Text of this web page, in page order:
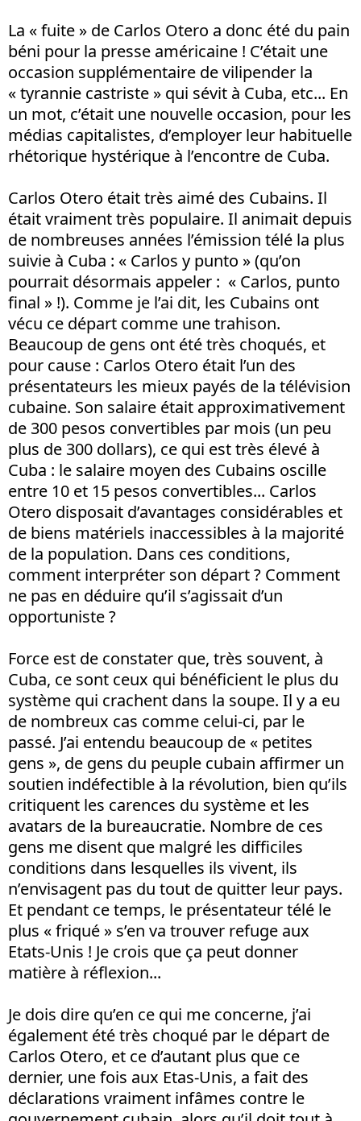
La « fuite » de Carlos Otero a donc été du pain
béni pour la presse américaine ! C’était une
occasion supplémentaire de vilipender la
« tyrannie castriste » qui sévit à Cuba, etc... En
un mot, c’était une nouvelle occasion, pour les
médias capitalistes, d’employer leur habituelle
rhétorique hystérique à l’encontre de Cuba.
Carlos Otero était très aimé des Cubains. Il
était vraiment très populaire. Il animait depuis
de nombreuses années l’émission télé la plus
suivie à Cuba : « Carlos y punto » (qu’on
pourrait désormais appeler : « Carlos, punto
final » !). Comme je l’ai dit, les Cubains ont
vécu ce départ comme une trahison.
Beaucoup de gens ont été très choqués, et
pour cause : Carlos Otero était l’un des
présentateurs les mieux payés de la télévision
cubaine. Son salaire était approximativement
de 300 pesos convertibles par mois (un peu
plus de 300 dollars), ce qui est très élevé à
Cuba : le salaire moyen des Cubains oscille
entre 10 et 15 pesos convertibles... Carlos
Otero disposait d’avantages considérables et
de biens matériels inaccessibles à la majorité
de la population. Dans ces conditions,
comment interpréter son départ ? Comment
ne pas en déduire qu’il s’agissait d’un
opportuniste ?
Force est de constater que, très souvent, à
Cuba, ce sont ceux qui bénéficient le plus du
système qui crachent dans la soupe. Il y a eu
de nombreux cas comme celui-ci, par le
passé. J’ai entendu beaucoup de « petites
gens », de gens du peuple cubain affirmer un
soutien indéfectible à la révolution, bien qu’ils
critiquent les carences du système et les
avatars de la bureaucratie. Nombre de ces
gens me disent que malgré les difficiles
conditions dans lesquelles ils vivent, ils
n’envisagent pas du tout de quitter leur pays.
Et pendant ce temps, le présentateur télé le
plus « friqué » s’en va trouver refuge aux
Etats-Unis ! Je crois que ça peut donner
matière à réflexion...
Je dois dire qu’en ce qui me concerne, j’ai
également été très choqué par le départ de
Carlos Otero, et ce d’autant plus que ce
dernier, une fois aux Etas-Unis, a fait des
déclarations vraiment infâmes contre le